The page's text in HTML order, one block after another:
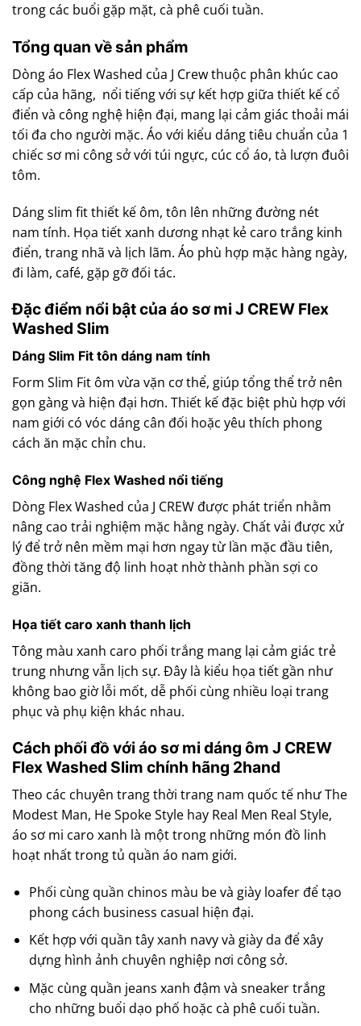
trong các buổi gặp mặt, cà phê cuối tuần.
Tổng quan về sản phẩm
Dòng áo Flex Washed của J Crew thuộc phân khúc cao
cấp của hãng, nổi tiếng với sự kết hợp giữa thiết kế cổ
điển và công nghệ hiện đại, mang lại cảm giác thoải mái
tối đa cho người mặc. Áo với kiểu dáng tiêu chuẩn của 1
chiếc sơ mi công sở với túi ngực, cúc cổ áo, tà lượn đuôi
tôm.
Dáng slim fit thiết kế ôm, tôn lên những đường nét
nam tính. Họa tiết xanh dương nhạt kẻ caro trắng kinh
điển, trang nhã và lịch lãm. Áo phù hợp mặc hàng ngày,
đi làm, café, gặp gỡ đối tác.
Đặc điểm nổi bật của áo sơ mi J CREW Flex
Washed Slim
Dáng Slim Fit tôn dáng nam tính
Form Slim Fit ôm vừa vặn cơ thể, giúp tổng thể trở nên
gọn gàng và hiện đại hơn. Thiết kế đặc biệt phù hợp với
nam giới có vóc dáng cân đối hoặc yêu thích phong
cách ăn mặc chỉn chu.
Công nghệ Flex Washed nổi tiếng
Dòng Flex Washed của J CREW được phát triển nhằm
nâng cao trải nghiệm mặc hằng ngày. Chất vải được xử
lý để trở nên mềm mại hơn ngay từ lần mặc đầu tiên,
đồng thời tăng độ linh hoạt nhờ thành phần sợi co
giãn.
Họa tiết caro xanh thanh lịch
Tông màu xanh caro phối trắng mang lại cảm giác trẻ
trung nhưng vẫn lịch sự. Đây là kiểu họa tiết gần như
không bao giờ lỗi mốt, dễ phối cùng nhiều loại trang
phục và phụ kiện khác nhau.
Cách phối đồ với áo sơ mi dáng ôm J CREW
Flex Washed Slim chính hãng 2hand
Theo các chuyên trang thời trang nam quốc tế như The
Modest Man, He Spoke Style hay Real Men Real Style,
áo sơ mi caro xanh là một trong những món đồ linh
hoạt nhất trong tủ quần áo nam giới.
Phối cùng quần chinos màu be và giày loafer để tạo
phong cách business casual hiện đại.
Kết hợp với quần tây xanh navy và giày da để xây
dựng hình ảnh chuyên nghiệp nơi công sở.
Mặc cùng quần jeans xanh đậm và sneaker trắng
cho những buổi dạo phố hoặc cà phê cuối tuần.